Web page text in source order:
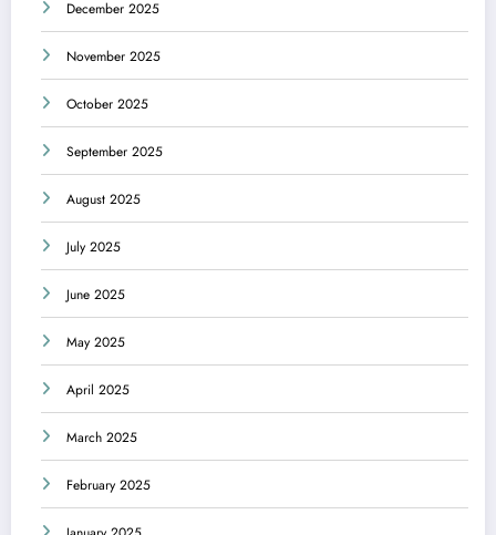
December 2025
November 2025
October 2025
September 2025
August 2025
July 2025
June 2025
May 2025
April 2025
March 2025
February 2025